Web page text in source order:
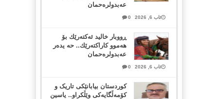
عەبدولرەحمان
ئاب 6, 2026 0
ڕووبار خالید ئەكتەرێك بۆ
هەموو كاراكتەرێك.. حه یدەر
عەبدولرەحمان
ئاب 6, 2026 0
کوردستان بیابانێکی تاریک و
کۆمەڵگایەکی وێڵکراو.. یاسین